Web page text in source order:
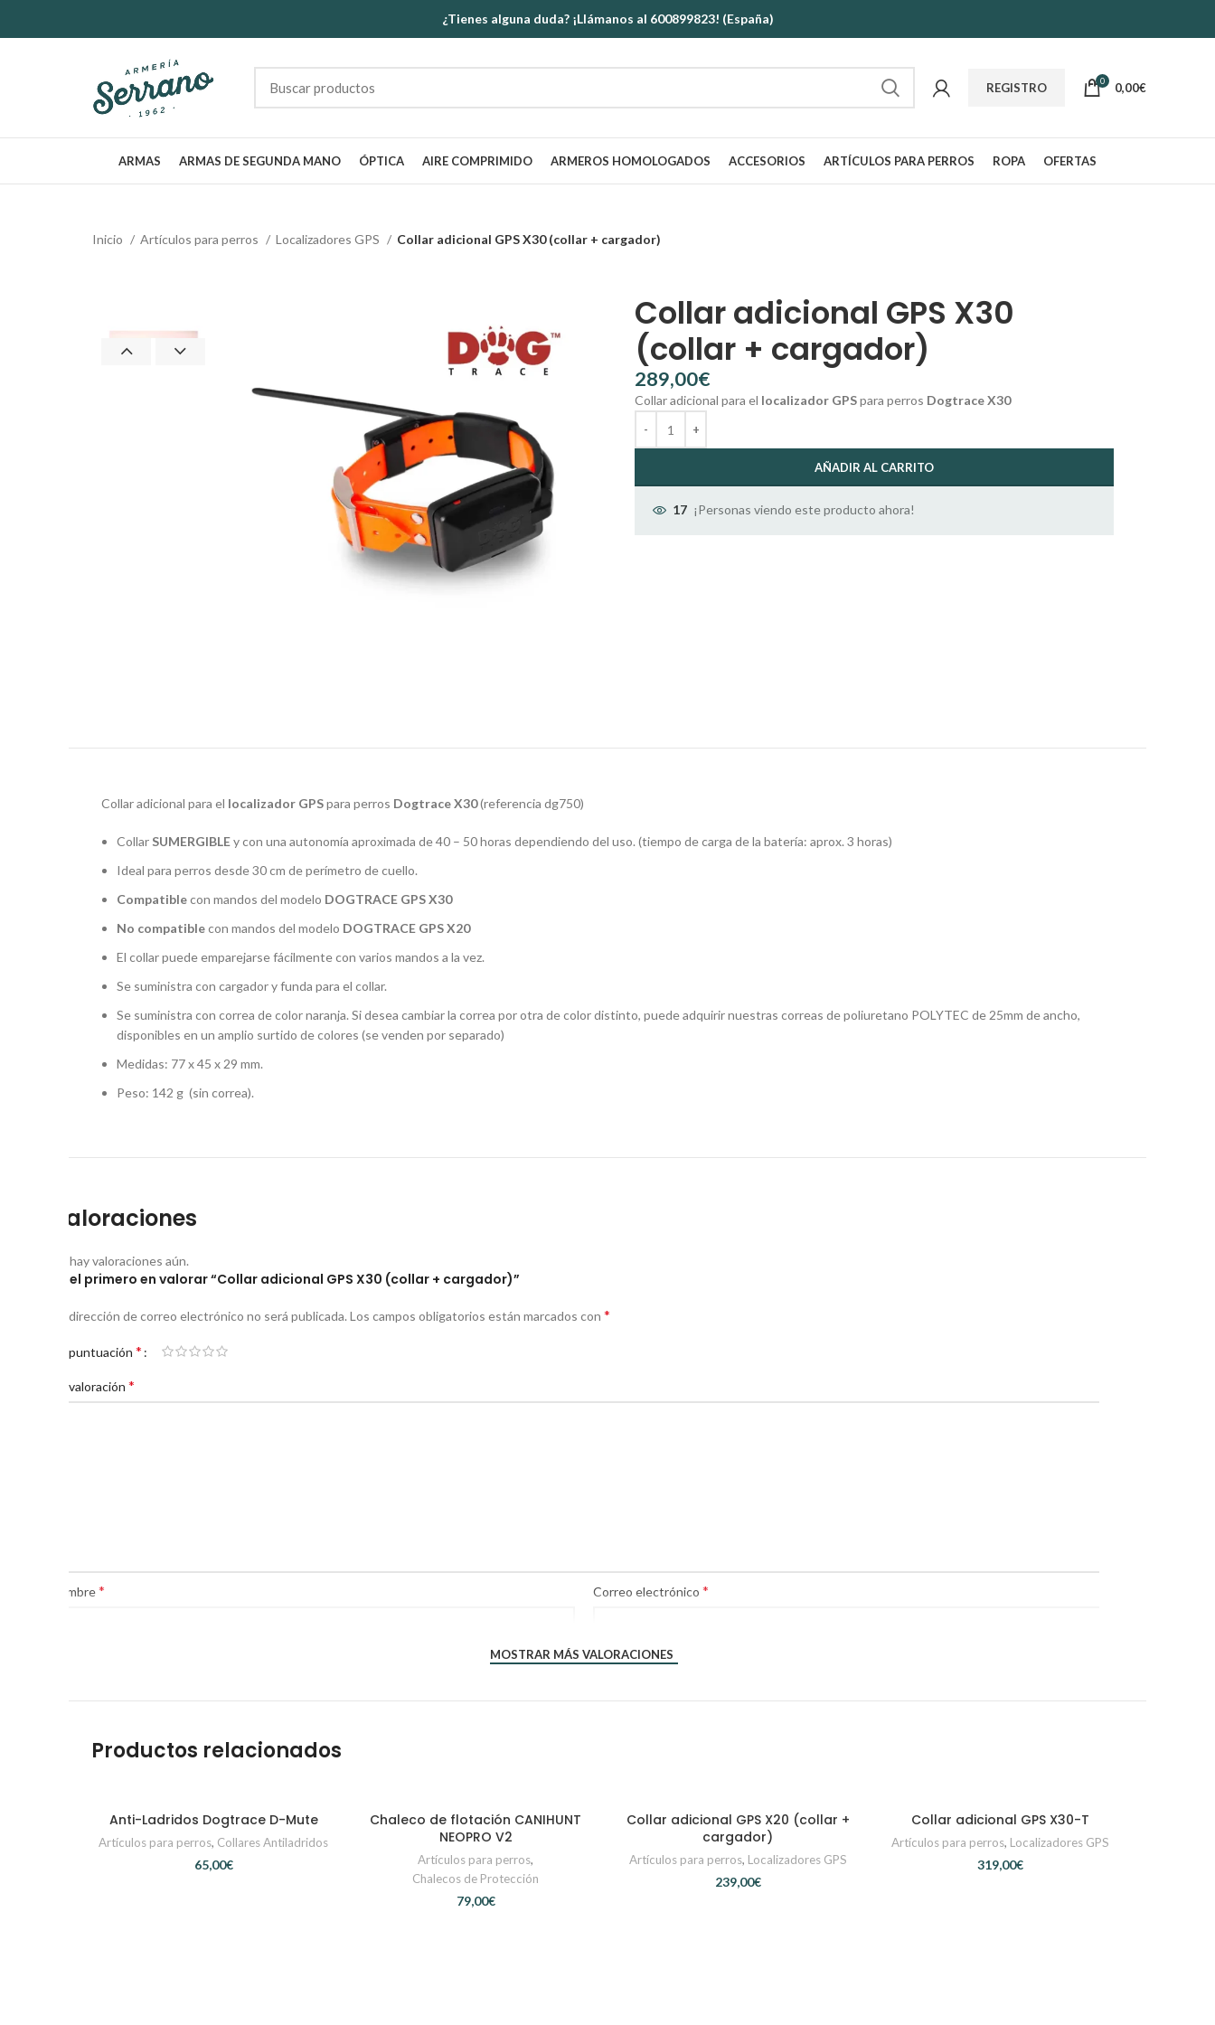
¿Tienes alguna duda? ¡Llámanos al 600899823! (España)
REGISTRO 0 0,00€
ARMAS ARMAS DE SEGUNDA MANO ÓPTICA AIRE COMPRIMIDO ARMEROS HOMOLOGADOS ACCESORIOS ARTÍCULOS PARA PERROS ROPA OFERTAS
Inicio Artículos para perros Localizadores GPS Collar adicional GPS X30 (collar + cargador)
Collar adicional GPS X30
(collar + cargador)
€
Collar adicional para el localizador GPSpara perros Dogtrace X30
AÑADIR AL CARRITO
17 ¡Personas viendo este producto ahora!
Collar adicional para el localizador GPSpara perros Dogtrace X30(referencia dg750)
Collar SUMERGIBLEy con una autonomía aproximada de 40 – 50 horas dependiendo del uso. (tiempo de carga de la batería: aprox. 3 horas)
Ideal para perros desde 30 cm de perímetro de cuello.
Compatiblecon mandos del modelo DOGTRACE GPS X30
No compatiblecon mandos del modelo DOGTRACE GPS X20
El collar puede emparejarse fácilmente con varios mandos a la vez.
Se suministra con cargador y funda para el collar.
Se suministra con correa de color naranja. Si desea cambiar la correa por otra de color distinto, puede adquirir nuestras correas de poliuretano POLYTEC de 25mm de ancho,
disponibles en un amplio surtido de colores (se venden por separado)
Medidas: 77 x 45 x 29 mm.
Peso: 142 g (sin correa).
Valoraciones
No hay valoraciones aún.
Sé el primero en valorar “Collar adicional GPS X30 (collar + cargador)”
Tu dirección de correo electrónico no será publicada. Los campos obligatorios están marcados con *
Tu puntuación *
Tu valoración *
Nombre* Correo electrónico *
MOSTRAR MÁS VALORACIONES
Productos relacionados
AÑADIR AL CARRITO
Anti-Ladridos Dogtrace D-Mute
Artículos para perros, Collares Antiladridos
€
SELECCIONAR OPCIONES
Chaleco de flotación CANIHUNT
NEOPRO V2
Artículos para perros,
Chalecos de Protección
€
AÑADIR AL CARRITO
Collar adicional GPS X20 (collar +
cargador)
Artículos para perros, Localizadores GPS
€
AÑADIR AL CARRITO
Collar adicional GPS X30-T
Artículos para perros, Localizadores GPS
€